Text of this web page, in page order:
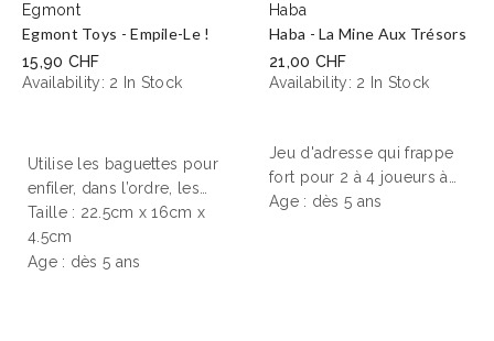
Egmont
Egmont Toys - Empile-Le !
15,90 CHF
Availability: 2 In Stock
Utilise les baguettes pour
enfiler, dans l’ordre, les
différentes parties du
bonhomme rigolo. Sois
le plus rapide !
Taille : 22.5cm x 16cm x
4.5cm
Age : dès 5 ans
Haba
Haba - La Mine Aux Trésors
21,00 CHF
Availability: 2 In Stock
Jeu d'adressequi frappe
fort pour 2 à 4 joueurs à
partir de 5 ans. Les joueurs
Age : dès 5 ans